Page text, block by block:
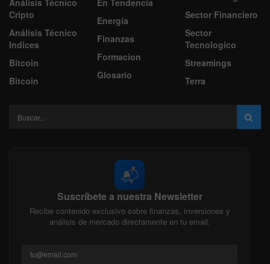
Análisis Técnico
Cripto
Análisis Técnico
Indices
Bitcoin
Bitcoin
En Tendencia
Energía
Finanzas
Formacion
Glosario
Sector Financiero
Sector
Tecnologico
Streamings
Terra
📬
Suscríbete a nuestra Newsletter
Recibe contenido exclusivo sobre finanzas, inversiones y
análisis de mercado directamente en tu email.